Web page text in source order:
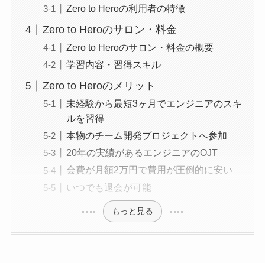
Zero to Heroの利用者の特徴
Zero to Heroのサロン・料金
Zero to Heroのサロン・料金の概要
学習内容・習得スキル
Zero to Heroのメリット
未経験から最短3ヶ月でエンジニアのスキ
ルを習得
本物のチーム開発プロジェクトへ参加
20年の実績があるエンジニアのOJT
会費が月額2万円で費用が圧倒的に安い
いつでも退会が可能
もっと見る